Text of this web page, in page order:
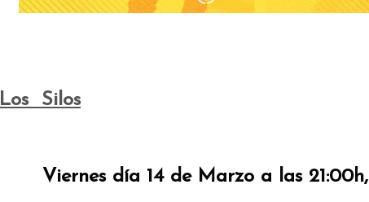
Los Silos
Viernes día 14 de Marzo a las 21:00h,